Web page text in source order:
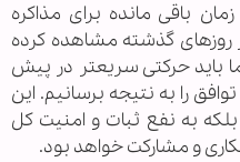
باقی مانده برای مذاکره
روزهای گذشته مشاهده کرده
باید حرکتی سریعتر در پیش
را به نتیجه برسانیم. این
توافق نه تنها به نفع ایران و ۱+۵ بلکه به نفع ثبات و امنیت کل
و مشارکت خواهد بود.